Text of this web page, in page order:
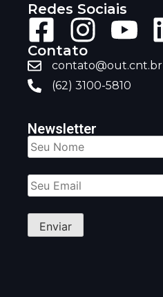
Redes Sociais
Contato
contato@out.cnt.br
(62) 3100-5810
Newsletter